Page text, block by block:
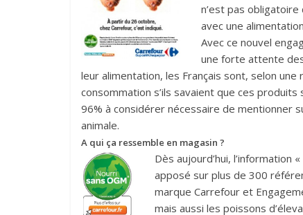
n’est pas obligatoire
avec une
Avec ce nouvel
une forte attente
leur alimentation, les Français sont, selon
consommation s’ils savaient que ces
96% à considérer nécessaire de mentionner
animale.
A qui ça ressemble en magasin ?
Dès aujourd’hui,
apposé sur plus de 300
marque Carrefour et
mais aussi les poissons